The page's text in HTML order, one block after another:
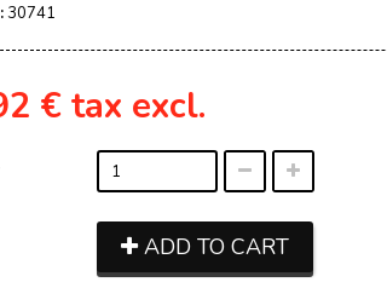
30741
€ tax excl.
ADD TO CART